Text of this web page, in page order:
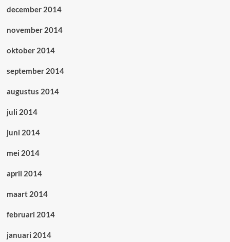
december 2014
november 2014
oktober 2014
september 2014
augustus 2014
juli 2014
juni 2014
mei 2014
april 2014
maart 2014
februari 2014
januari 2014